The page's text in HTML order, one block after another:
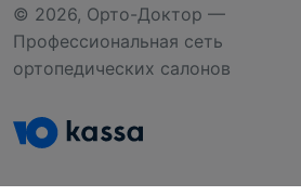
© 2026, Орто-Доктор —
Профессиональная сеть
ортопедических салонов